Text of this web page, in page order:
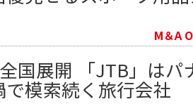
M＆A
国展開 「JTB」はパ
模索続く旅行会社